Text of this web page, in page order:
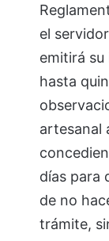
el
emitirá
hasta
artesanal
días para
de no
trámite,